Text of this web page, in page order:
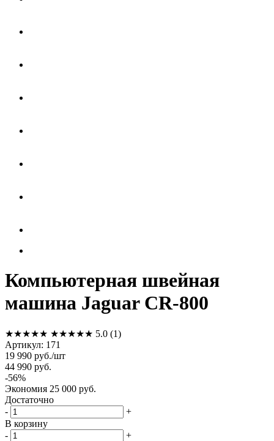
Компьютерная швейная
машина Jaguar CR-800
★★★★★ ★★★★★ 5.0 (1)
Артикул: 171
19 990 руб./шт
44 990 руб.
-56%
Экономия 25 000 руб.
Достаточно
-
+
В корзину
-
+